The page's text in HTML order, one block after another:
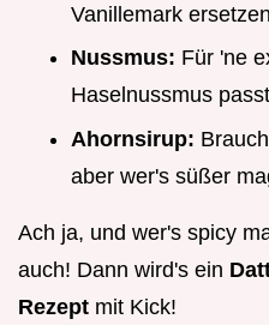
Vanillemark
Nussmus: Für 'ne
Haselnussmus
Ahornsirup:
aber wer's süßer
Ach ja, und wer's spicy
auch! Dann wird's ein
Rezept mit Kick!